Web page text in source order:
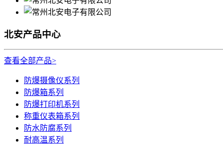
北安产品中心
查看全部产品>
防爆摄像仪系列
防爆箱系列
防爆打印机系列
称重仪表箱系列
防水防腐系列
耐高温系列